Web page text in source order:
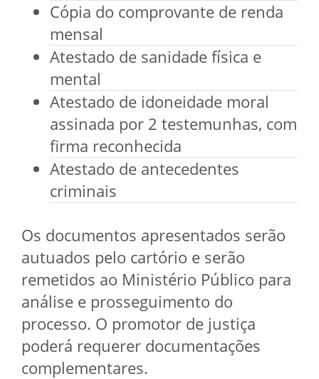
Cópia do comprovante de renda
mensal
Atestado de sanidade física e
mental
Atestado de idoneidade moral
assinada por 2 testemunhas, com
firma reconhecida
Atestado de antecedentes
criminais
Os documentos apresentados serão
autuados pelo cartório e serão
remetidos ao Ministério Público para
análise e prosseguimento do
processo. O promotor de justiça
poderá requerer documentações
complementares.